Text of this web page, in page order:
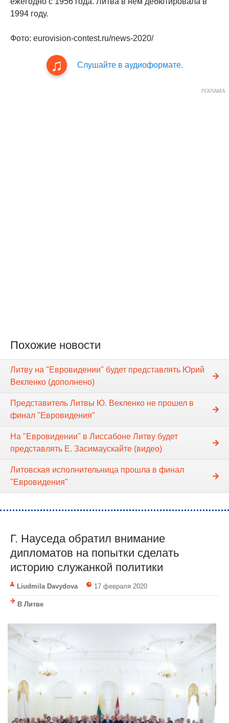
1994 году.
Фото: eurovision-contest.ru/news-2020/
Слушайте в аудиоформате.
Похожие новости
Литву на "Евровидении" будет представлять Юрий
Векленко (дополнено)
Представитель Литвы Ю. Векленко не прошел в
финал "Евровидения"
На "Евровидении" в Лиссабоне Литву будет
представлять Е. Засимаускайте (видео)
Литовская исполнительница прошла в финал
"Евровидения"
Г. Науседа обратил внимание
дипломатов на попытки сделать
историю служанкой политики
Liudmila Davydova 17 февраля 2020
В Литве